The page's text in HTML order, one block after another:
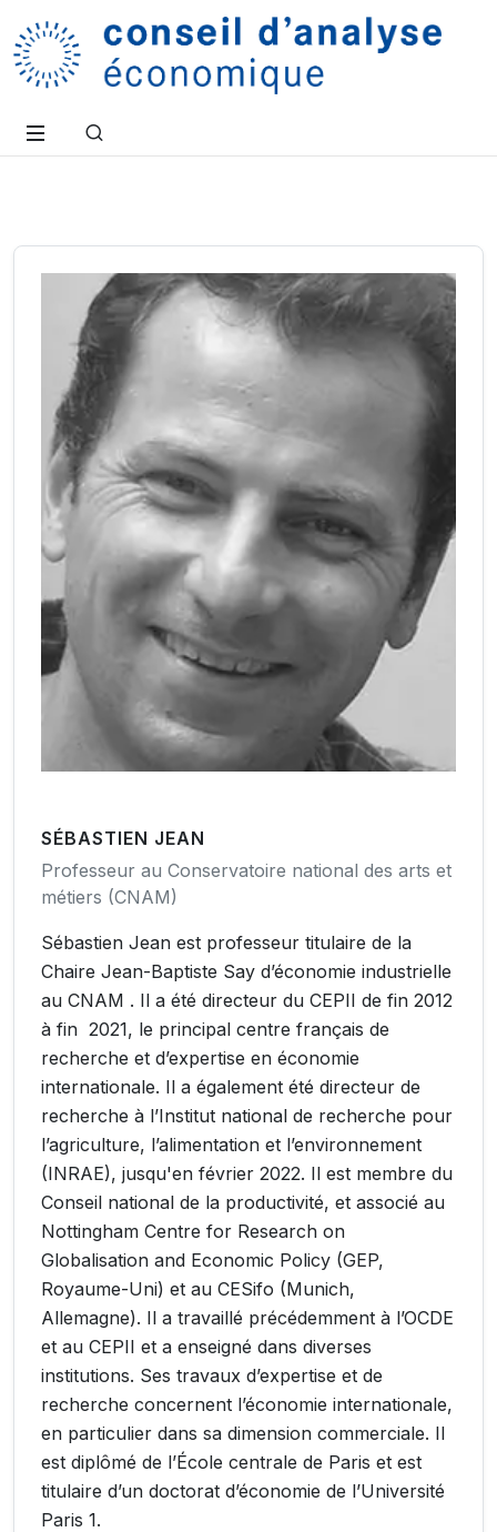
SÉBASTIEN JEAN
Professeur au Conservatoire national des arts et
métiers (CNAM)
Sébastien Jean est professeur titulaire de la
Chaire Jean-Baptiste Say d’économie industrielle
au CNAM . Il a été directeur du CEPII de fin 2012
à fin 2021, le principal centre français de
recherche et d’expertise en économie
internationale. Il a également été directeur de
recherche à l’Institut national de recherche pour
l’agriculture, l’alimentation et l’environnement
(INRAE), jusqu'en février 2022. Il est membre du
Conseil national de la productivité, et associé au
Nottingham Centre for Research on
Globalisation and Economic Policy (GEP,
Royaume-Uni) et au CESifo (Munich,
Allemagne). Il a travaillé précédemment à l’OCDE
et au CEPII et a enseigné dans diverses
institutions. Ses travaux d’expertise et de
recherche concernent l’économie internationale,
en particulier dans sa dimension commerciale. Il
est diplômé de l’École centrale de Paris et est
titulaire d’un doctorat d’économie de l’Université
Paris 1.